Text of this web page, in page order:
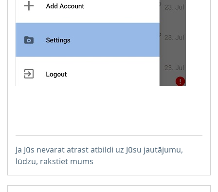
Ja Jūs nevarat atrast atbildi uz Jūsu jautājumu,
lūdzu, rakstiet mums